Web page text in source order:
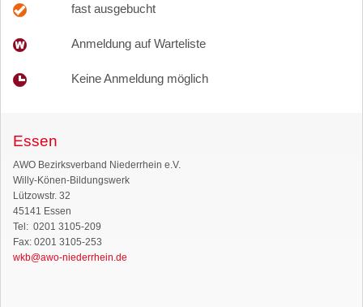
fast ausgebucht
Anmeldung auf Warteliste
Keine Anmeldung möglich
Essen
AWO Bezirksverband Niederrhein e.V.
Willy-Könen-Bildungswerk
Lützowstr. 32
45141 Essen
Tel: 0201 3105-209
Fax: 0201 3105-253
wkb@awo-niederrhein.de